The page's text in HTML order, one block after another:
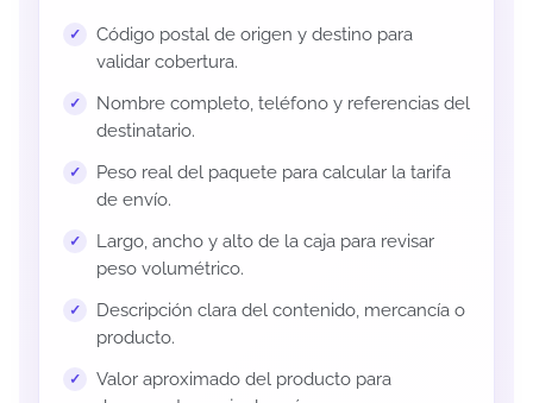
Código postal de origen y destino para
validar cobertura.
Nombre completo, teléfono y referencias del
destinatario.
Peso real del paquete para calcular la tarifa
de envío.
Largo, ancho y alto de la caja para revisar
peso volumétrico.
Descripción clara del contenido, mercancía o
producto.
Valor aproximado del producto para